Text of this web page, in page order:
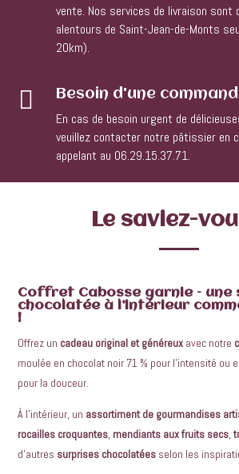
vente. Nos services de livraison sont
alentours de Saint-Jean-de-Monts
20km).
 Besoin d'une
En cas de besoin urgent de
veuillez contacter notre pâtissier en
appelant au 06.29.15.37.71.
Le saviez-
Coffret Cabosse garnie – une
chocolatée à l’intérieur
!
Offrez un cadeau original et généreux avec notre
moulée en chocolat noir 71 % pour l’intensité ou
pour la douceur.
À l’intérieur, un assortiment de gourmandises
rocailles croquantes, mendiants aux fruits secs,
d’autres surprises chocolatées selon les